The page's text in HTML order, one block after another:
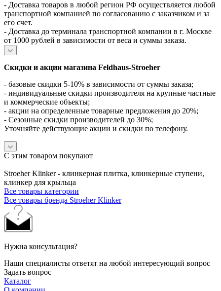
- Доставка товаров в любой регион РФ осуществляется любой
транспортной компанией по согласованию с заказчиком и за
его счет.
- Доставка до терминала транспортной компании в г. Москве
от 1000 рублей в зависимости от веса и суммы заказа.
Скидки и акции магазина Feldhaus-Stroeher
- базовые скидки 5-10% в зависимости от суммы заказа;
- индивидуальные скидки производителя на крупные частные
и коммерческие объекты;
- акции на определенные товарные предложения до 20%;
- Сезонные скидки производителей до 30%;
Уточняйте действующие акции и скидки по телефону.
С этим товаром покупают
Stroeher Klinker - клинкерная плитка, клинкерные ступени,
клинкер для крыльца
Все товары категории
Все товары бренда Stroeher Klinker
Нужна консультация?
Наши специалисты ответят на любой интересующий вопрос
Задать вопрос
Каталог